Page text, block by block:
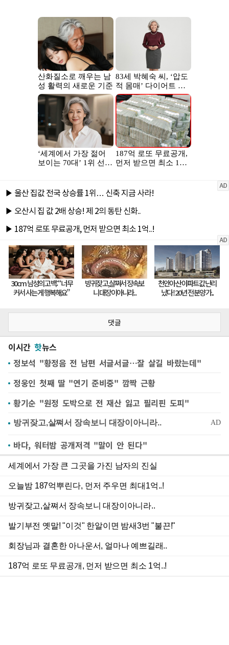
댓글
이시간 핫뉴스
정보석 "황정음 전 남편 서글서글…잘 살길 바랐는데"
정웅인 첫째 딸 "연기 준비중" 깜짝 근황
황기순 "원정 도박으로 전 재산 잃고 필리핀 도피"
바다, 워터밤 공개저격 "말이 안 된다"